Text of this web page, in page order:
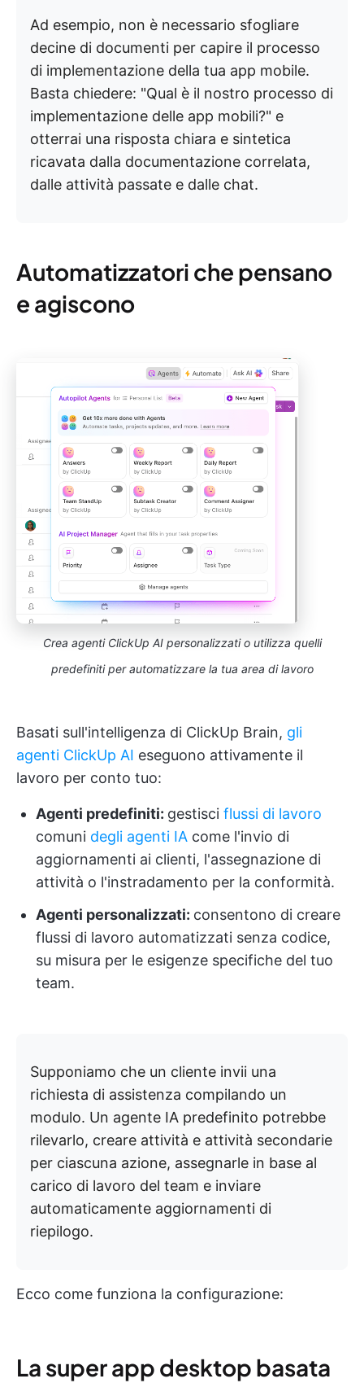
Ad esempio, non è necessario sfogliare
decine di documenti per capire il processo
di implementazione della tua app mobile.
Basta chiedere: "Qual è il nostro processo di
implementazione delle app mobili?" e
otterrai una risposta chiara e sintetica
ricavata dalla documentazione correlata,
dalle attività passate e dalle chat.
Automatizzatori che pensano
e agiscono
Crea agenti ClickUp AI personalizzati o utilizza quelli
predefiniti per automatizzare la tua area di lavoro
Basati sull'intelligenza di ClickUp Brain, gli
agenti ClickUp AI eseguono attivamente il
lavoro per conto tuo:
Agenti predefiniti: gestisci flussi di lavoro
comuni degli agenti IA come l'invio di
aggiornamenti ai clienti, l'assegnazione di
attività o l'instradamento per la conformità.
Agenti personalizzati: consentono di creare
flussi di lavoro automatizzati senza codice,
su misura per le esigenze specifiche del tuo
team.
Supponiamo che un cliente invii una
richiesta di assistenza compilando un
modulo. Un agente IA predefinito potrebbe
rilevarlo, creare attività e attività secondarie
per ciascuna azione, assegnarle in base al
carico di lavoro del team e inviare
automaticamente aggiornamenti di
riepilogo.
Ecco come funziona la configurazione:
La super app desktop basata